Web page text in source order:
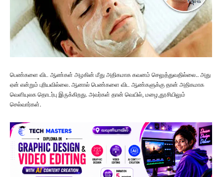
பெண்களை விட ஆண்கள் அழகின் மீது அதிகமாக கவனம் செலுத்துவதில்லை.. அது
ஏன் என்றும் புரியவில்லை. ஆனால் பெண்களை விட ஆண்களுக்கு தான் அதிகமாக
வெளியுலக தொடர்பு இருக்கிறது. அவர்கள் தான் வெயில், மழை,தூசியிலும்
செல்வார்கள்.